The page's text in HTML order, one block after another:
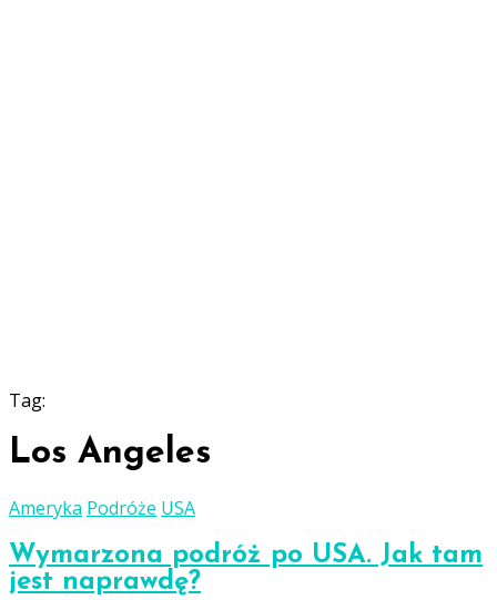
Tag:
Los Angeles
Ameryka Podróże USA
Wymarzona podróż po USA. Jak tam
jest naprawdę?